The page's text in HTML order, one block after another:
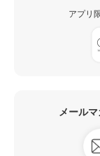
アプリ
メール